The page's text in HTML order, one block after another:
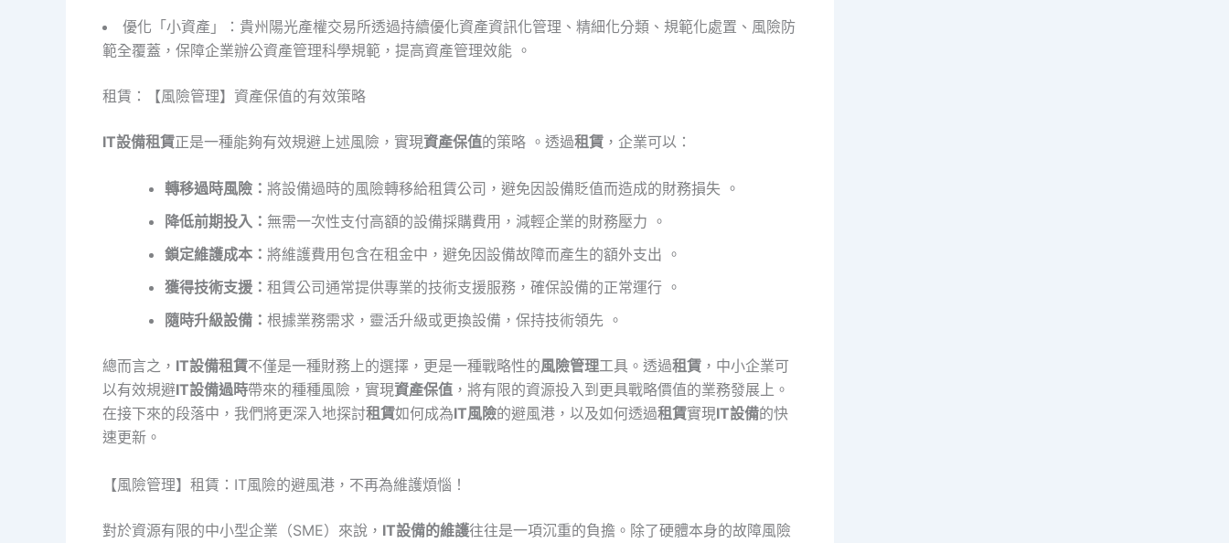
優化「小資產」：貴州陽光產權交易所透過持續優化資產資訊化管理、精細化分類、規範化處置、風險防
範全覆蓋，保障企業辦公資產管理科學規範，提高資產管理效能 。
租賃：【風險管理】資產保值的有效策略
IT設備租賃正是一種能夠有效規避上述風險，實現資產保值的策略 。透過租賃 ，企業可以：
轉移過時風險： 將設備過時的風險轉移給租賃公司，避免因設備貶值而造成的財務損失 。
降低前期投入： 無需一次性支付高額的設備採購費用，減輕企業的財務壓力 。
鎖定維護成本： 將維護費用包含在租金中，避免因設備故障而產生的額外支出 。
獲得技術支援： 租賃公司通常提供專業的技術支援服務，確保設備的正常運行 。
隨時升級設備： 根據業務需求，靈活升級或更換設備，保持技術領先 。
總而言之， IT設備租賃不僅是一種財務上的選擇，更是一種戰略性的風險管理工具。透過租賃 ，中小企業可
以有效規避IT設備過時帶來的種種風險，實現資產保值 ，將有限的資源投入到更具戰略價值的業務發展上。
在接下來的段落中，我們將更深入地探討租賃如何成為IT風險的避風港，以及如何透過租賃實現IT設備的快
速更新。
【風險管理】租賃：IT風險的避風港，不再為維護煩惱！
對於資源有限的中小型企業（SME）來說， IT設備的維護往往是一項沉重的負擔。除了硬體本身的故障風險